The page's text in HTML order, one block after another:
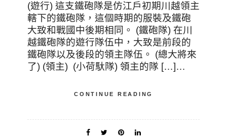
(遊行) 這支鐵砲隊是仿江戶初期川越領主
轄下的鐵砲隊，這個時期的服裝及鐵砲
大致和戰國中後期相同。 (鐵砲隊) 在川
越鐵砲隊的遊行隊伍中，大致是前段的
鐵砲隊以及後段的領主隊伍。 (總大將來
了) (領主) (小荷馱隊) 領主的隊 […]…
CONTINUE READING